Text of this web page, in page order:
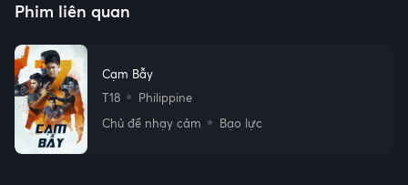
Phim liên quan
Cạm Bẫy
T18
Philippine
Chủ đề nhạy cảm
Bạo lực